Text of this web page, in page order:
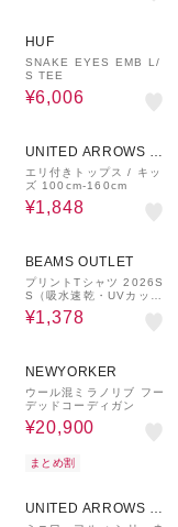
HUF
SNAKE EYES EMB L/
S TEE
¥6,006
UNITED ARROWS O
UTLET
エリ付きトップス / キッ
ズ 100cm-160cm
¥1,848
BEAMS OUTLET
プリントTシャツ 2026S
S（吸水速乾・UVカッ
ト）通園 プチプラ レジ
ャー 公園
¥1,378
NEWYORKER
ウール混ミラノリブ フー
デッドコーディガン
¥20,900
まとめ割
UNITED ARROWS O